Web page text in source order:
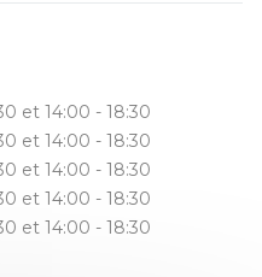
et 14:00 - 18:30
et 14:00 - 18:30
et 14:00 - 18:30
et 14:00 - 18:30
et 14:00 - 18:30